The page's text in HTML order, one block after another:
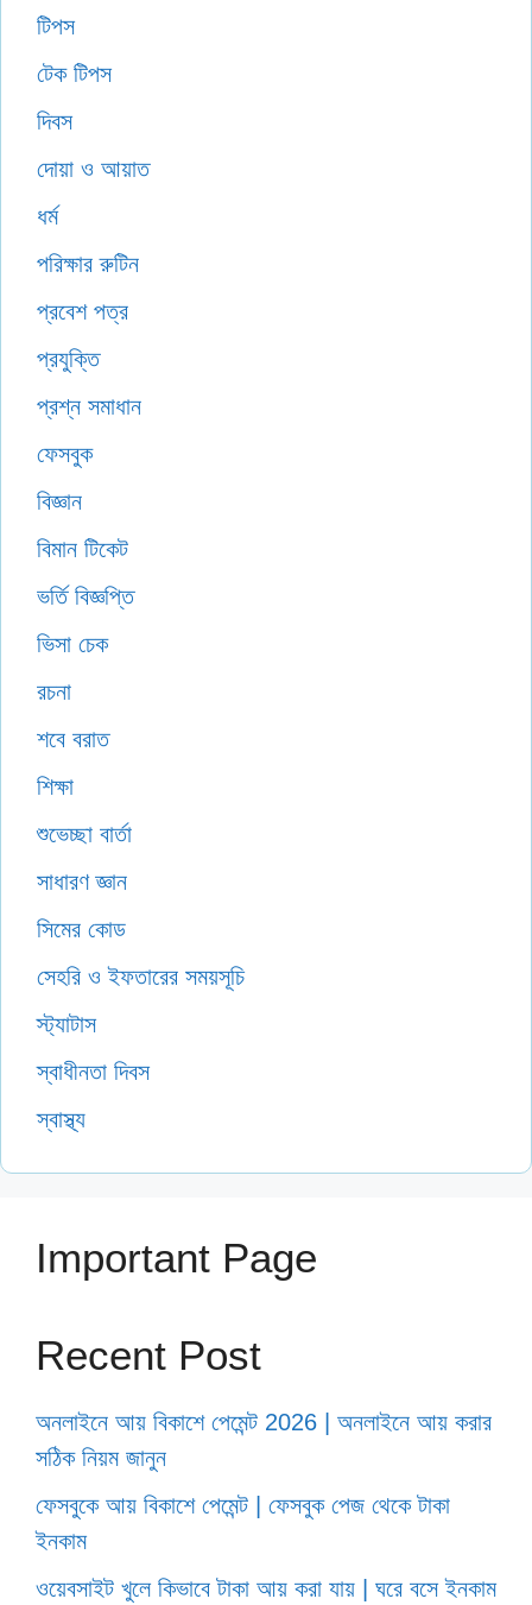
টিপস
টেক টিপস
দিবস
দোয়া ও আয়াত
ধর্ম
পরিক্ষার রুটিন
প্রবেশ পত্র
প্রযুক্তি
প্রশ্ন সমাধান
ফেসবুক
বিজ্ঞান
বিমান টিকেট
ভর্তি বিজ্ঞপ্তি
ভিসা চেক
রচনা
শবে বরাত
শিক্ষা
শুভেচ্ছা বার্তা
সাধারণ জ্ঞান
সিমের কোড
সেহরি ও ইফতারের সময়সূচি
স্ট্যাটাস
স্বাধীনতা দিবস
স্বাস্থ্য
Important Page
Recent Post
অনলাইনে আয় বিকাশে পেমেন্ট 2026 | অনলাইনে আয় করার
সঠিক নিয়ম জানুন
ফেসবুকে আয় বিকাশে পেমেন্ট | ফেসবুক পেজ থেকে টাকা
ইনকাম
ওয়েবসাইট খুলে কিভাবে টাকা আয় করা যায় | ঘরে বসে ইনকাম